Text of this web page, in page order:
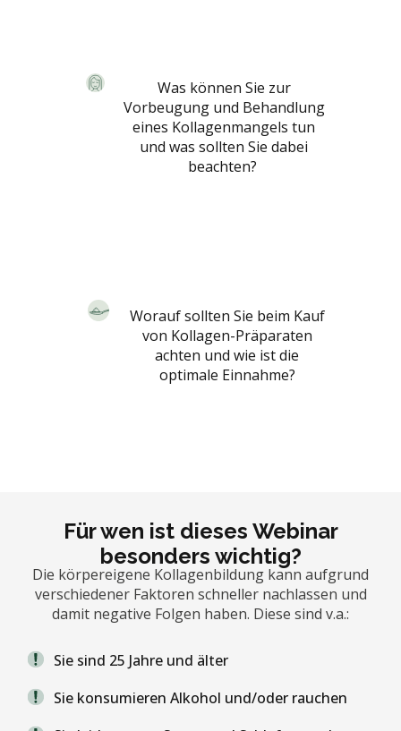
Was können Sie zur
Vorbeugung und Behandlung
eines Kollagenmangels tun
und was sollten Sie dabei
beachten?
Worauf sollten Sie beim Kauf
von Kollagen-Präparaten
achten und wie ist die
optimale Einnahme?
Für wen ist dieses Webinar
besonders wichtig?
Die körpereigene Kollagenbildung kann aufgrund
verschiedener Faktoren schneller nachlassen und
damit negative Folgen haben. Diese sind v.a.:
Sie sind 25 Jahre und älter
Sie konsumieren Alkohol und/oder rauchen